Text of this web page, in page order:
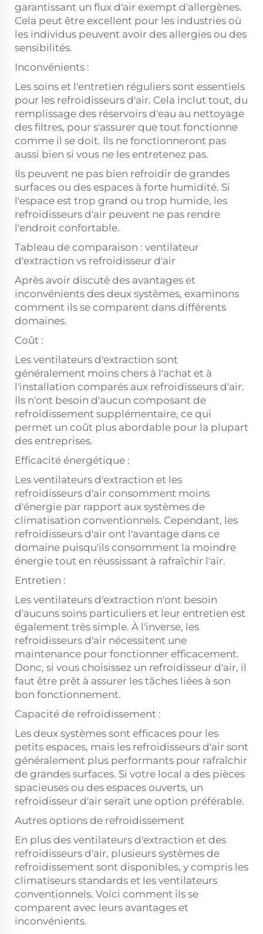
garantissant un flux d'air exempt d'allergènes.
Cela peut être excellent pour les industries où
les individus peuvent avoir des allergies ou des
sensibilités.
Inconvénients :
Les soins et l'entretien réguliers sont essentiels
pour les refroidisseurs d'air. Cela inclut tout, du
remplissage des réservoirs d'eau au nettoyage
des filtres, pour s'assurer que tout fonctionne
comme il se doit. Ils ne fonctionneront pas
aussi bien si vous ne les entretenez pas.
Ils peuvent ne pas bien refroidir de grandes
surfaces ou des espaces à forte humidité. Si
l'espace est trop grand ou trop humide, les
refroidisseurs d'air peuvent ne pas rendre
l'endroit confortable.
Tableau de comparaison : ventilateur
d'extraction vs refroidisseur d'air
Après avoir discuté des avantages et
inconvénients des deux systèmes, examinons
comment ils se comparent dans différents
domaines.
Coût :
Les ventilateurs d'extraction sont
généralement moins chers à l'achat et à
l'installation comparés aux refroidisseurs d'air.
Ils n'ont besoin d'aucun composant de
refroidissement supplémentaire, ce qui
permet un coût plus abordable pour la plupart
des entreprises.
Efficacité énergétique :
Les ventilateurs d'extraction et les
refroidisseurs d'air consomment moins
d'énergie par rapport aux systèmes de
climatisation conventionnels. Cependant, les
refroidisseurs d'air ont l'avantage dans ce
domaine puisqu'ils consomment la moindre
énergie tout en réussissant à rafraîchir l'air.
Entretien :
Les ventilateurs d'extraction n'ont besoin
d'aucuns soins particuliers et leur entretien est
également très simple. À l'inverse, les
refroidisseurs d'air nécessitent une
maintenance pour fonctionner efficacement.
Donc, si vous choisissez un refroidisseur d'air, il
faut être prêt à assurer les tâches liées à son
bon fonctionnement.
Capacité de refroidissement :
Les deux systèmes sont efficaces pour les
petits espaces, mais les refroidisseurs d'air sont
généralement plus performants pour rafraîchir
de grandes surfaces. Si votre local a des pièces
spacieuses ou des espaces ouverts, un
refroidisseur d'air serait une option préférable.
Autres options de refroidissement
En plus des ventilateurs d'extraction et des
refroidisseurs d'air, plusieurs systèmes de
refroidissement sont disponibles, y compris les
climatiseurs standards et les ventilateurs
conventionnels. Voici comment ils se
comparent avec leurs avantages et
inconvénients.